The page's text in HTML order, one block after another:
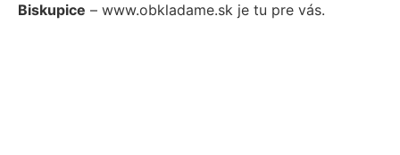
Biskupice – www.obkladame.sk je tu pre vás.